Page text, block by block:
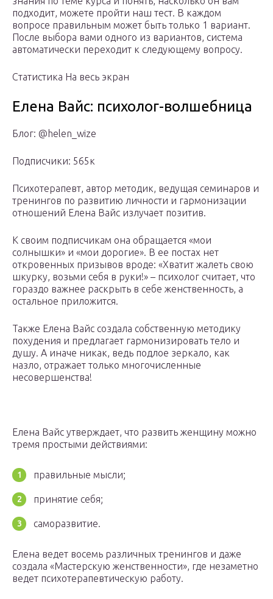
подходит, можете пройти наш тест. В каждом
вопросе правильным может быть только 1 вариант.
После выбора вами одного из вариантов, система
автоматически переходит к следующему вопросу.
Cтатистика На весь экран
Елена Вайс: психолог-волшебница
Блог: @helen_wize
Подписчики: 565к
Психотерапевт, автор методик, ведущая семинаров и
тренингов по развитию личности и гармонизации
отношений Елена Вайс излучает позитив.
К своим подписчикам она обращается «мои
солнышки» и «мои дорогие». В ее постах нет
откровенных призывов вроде: «Хватит жалеть свою
шкурку, возьми себя в руки!» – психолог считает, что
гораздо важнее раскрыть в себе женственность, а
остальное приложится.
Также Елена Вайс создала собственную методику
похудения и предлагает гармонизировать тело и
душу. А иначе никак, ведь подлое зеркало, как
назло, отражает только многочисленные
несовершенства!
Елена Вайс утверждает, что развить женщину можно
тремя простыми действиями:
правильные мысли;
принятие себя;
саморазвитие.
Елена ведет восемь различных тренингов и даже
создала «Мастерскую женственности», где незаметно
ведет психотерапевтическую работу.